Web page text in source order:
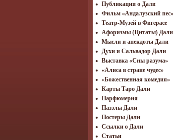
Публикации о Дали
Фильм «Андалузский пес»
Театр-Музей в Фигерасе
Афоризмы (Цитаты) Дали
Мысли и анекдоты Дали
Духи и Сальвадор Дали
Выставка «Сны разума»
«Алиса в стране чудес»
«Божественная комедия»
Карты Таро Дали
Парфюмерия
Паззлы Дали
Постеры Дали
Ссылки о Дали
Статьи